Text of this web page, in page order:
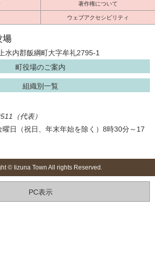
著作権について
ウェブアクセシビリティ
内郡飯綱町大字牟礼2795-1
町役場のご案内
組織別一覧
（代表）
曜日（祝日、年末年始を除く）8時30分～17
© Iizuna Town All rights Reserved.
PC表示